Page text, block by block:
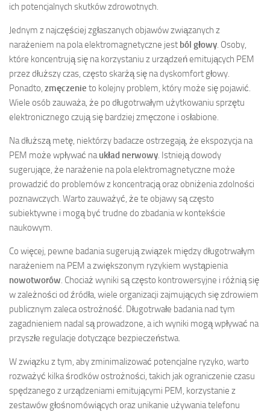
ich potencjalnych skutków zdrowotnych.
Jednym z najczęściej zgłaszanych objawów związanych z
narażeniem na pola elektromagnetyczne jest ból głowy. Osoby,
które koncentrują się na korzystaniu z urządzeń emitujących PEM
przez dłuższy czas, często skarżą się na dyskomfort głowy.
Ponadto, zmęczenie to kolejny problem, który może się pojawić.
Wiele osób zauważa, że po długotrwałym użytkowaniu sprzętu
elektronicznego czują się bardziej zmęczone i osłabione.
Na dłuższą metę, niektórzy badacze ostrzegają, że ekspozycja na
PEM może wpływać naukład nerwowy. Istnieją dowody
sugerujące, że narażenie na pola elektromagnetyczne może
prowadzić do problemów z koncentracją oraz obniżenia zdolności
poznawczych. Warto zauważyć, że te objawy są często
subiektywne i mogą być trudne do zbadania w kontekście
naukowym.
Co więcej, pewne badania sugerują związek między długotrwałym
narażeniem na PEM a zwiększonym ryzykiem wystąpienia
nowotworów. Chociaż wyniki są często kontrowersyjne i różnią się
w zależności od źródła, wiele organizacji zajmujących się zdrowiem
publicznym zaleca ostrożność. Długotrwałe badania nad tym
zagadnieniem nadal są prowadzone, a ich wyniki mogą wpływać na
przyszłe regulacje dotyczące bezpieczeństwa.
W związku z tym, aby zminimalizować potencjalne ryzyko, warto
rozważyć kilka środków ostrożności, takich jak ograniczenie czasu
spędzanego z urządzeniami emitującymi PEM, korzystanie z
zestawów głośnomówiących oraz unikanie używania telefonu